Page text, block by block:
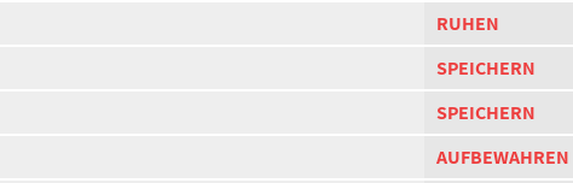
RUHEN
SPEICHERN
SPEICHERN
AUFBEWAHREN